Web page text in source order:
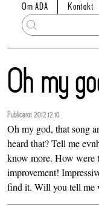
Om ADA Kontakt
Oh my
Publicerat 2012.12.10
Oh my god, that song
heard that? Tell me
know more. How were
improvement!
find it. Will you tell me